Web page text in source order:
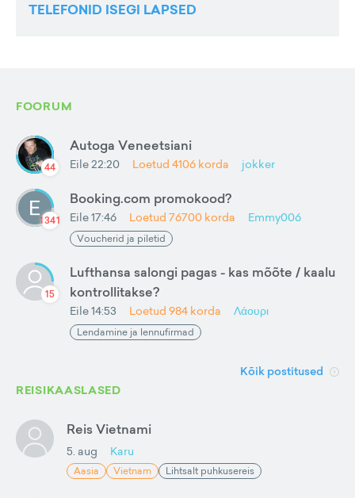
TELEFONID ISEGI LAPSED
FOORUM
44
Autoga Veneetsiani
Eile 22:20 Loetud 4106 korda jokker
1341
Booking.com promokood?
Eile 17:46 Loetud 76700 korda Emmy006
Voucherid ja piletid
15
Lufthansa salongi pagas - kas mõõte / kaalu
kontrollitakse?
Eile 14:53 Loetud 984 korda Λάουρι
Lendamine ja lennufirmad
Kõik postitused
REISIKAASLASED
Reis Vietnami
5. aug Karu
Aasia Vietnam Lihtsalt puhkusereis